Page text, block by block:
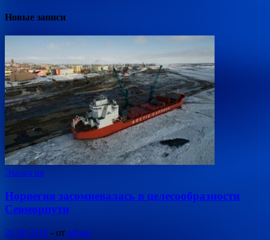
Новые записи
Экология
Норвегия засомневалась в целесообразности
Севморпути
26.08.2019 - от admin